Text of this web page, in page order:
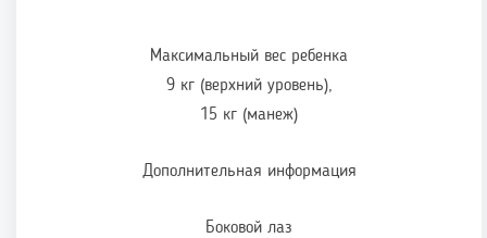
Максимальный вес ребенка
9 кг (верхний уровень),
15 кг (манеж)
Дополнительная информация
Боковой лаз